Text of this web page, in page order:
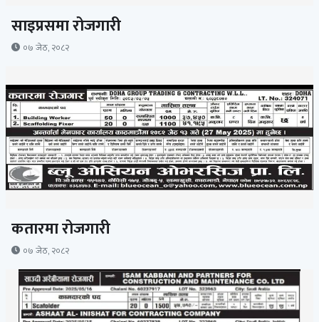
साइप्रसमा रोजगारी
०७ जेठ, २०८२
कतारमा रोजगारी
०७ जेठ, २०८२